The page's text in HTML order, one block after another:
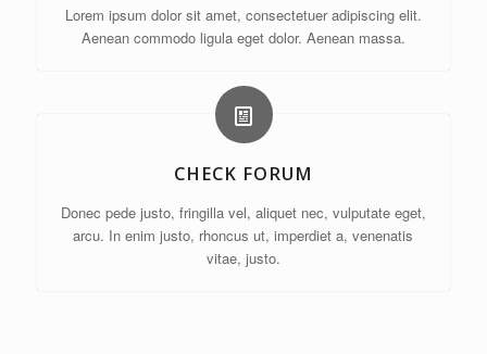
Lorem ipsum dolor sit amet, consectetuer adipiscing elit.
Aenean commodo ligula eget dolor. Aenean massa.
CHECK FORUM
Donec pede justo, fringilla vel, aliquet nec, vulputate eget,
arcu. In enim justo, rhoncus ut, imperdiet a, venenatis
vitae, justo.